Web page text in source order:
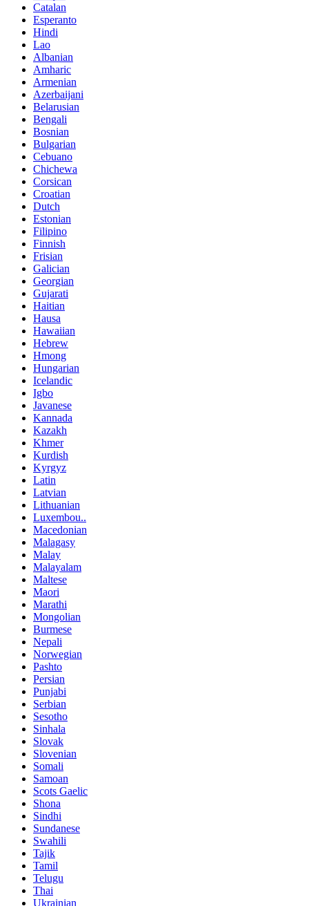
Catalan
Esperanto
Hindi
Lao
Albanian
Amharic
Armenian
Azerbaijani
Belarusian
Bengali
Bosnian
Bulgarian
Cebuano
Chichewa
Corsican
Croatian
Dutch
Estonian
Filipino
Finnish
Frisian
Galician
Georgian
Gujarati
Haitian
Hausa
Hawaiian
Hebrew
Hmong
Hungarian
Icelandic
Igbo
Javanese
Kannada
Kazakh
Khmer
Kurdish
Kyrgyz
Latin
Latvian
Lithuanian
Luxembou..
Macedonian
Malagasy
Malay
Malayalam
Maltese
Maori
Marathi
Mongolian
Burmese
Nepali
Norwegian
Pashto
Persian
Punjabi
Serbian
Sesotho
Sinhala
Slovak
Slovenian
Somali
Samoan
Scots Gaelic
Shona
Sindhi
Sundanese
Swahili
Tajik
Tamil
Telugu
Thai
Ukrainian